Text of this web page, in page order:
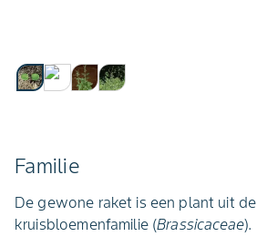
Familie
De gewone raket is een plant uit de
kruisbloemenfamilie (Brassicaceae).